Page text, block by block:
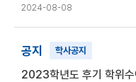
2024-08-08
공지 학사공지
2023학년도 후기 학위수